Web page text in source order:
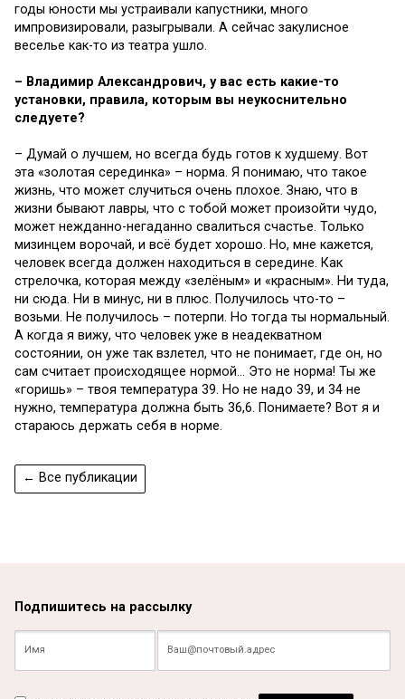
годы юности мы устраивали капустники, много
импровизировали, разыгрывали. А сейчас закулисное
веселье как-то из театра ушло.
– Владимир Александрович, у вас есть какие-то
установки, правила, которым вы неукоснительно
следуете?
– Думай о лучшем, но всегда будь готов к худшему. Вот
эта «золотая серединка» – норма. Я понимаю, что такое
жизнь, что может случиться очень плохое. Знаю, что в
жизни бывают лавры, что с тобой может произойти чудо,
может нежданно-негаданно свалиться счастье. Только
мизинцем ворочай, и всё будет хорошо. Но, мне кажется,
человек всегда должен находиться в середине. Как
стрелочка, которая между «зелёным» и «красным». Ни туда,
ни сюда. Ни в минус, ни в плюс. Получилось что-то –
возьми. Не получилось – потерпи. Но тогда ты нормальный.
А когда я вижу, что человек уже в неадекватном
состоянии, он уже так взлетел, что не понимает, где он, но
сам считает происходящее нормой… Это не норма! Ты же
«горишь» – твоя температура 39. Но не надо 39, и 34 не
нужно, температура должна быть 36,6. Понимаете? Вот я и
стараюсь держать себя в норме.
← Все публикации
Подпишитесь на рассылку